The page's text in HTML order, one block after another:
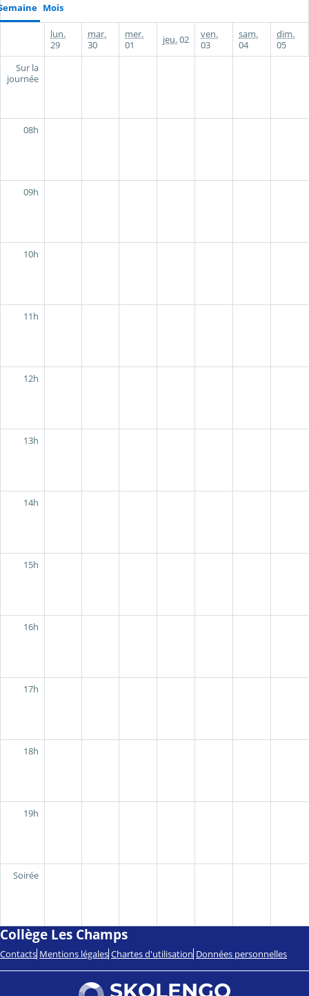
Mois
lun.
29
mar.
30
mer.
01
jeu.02
ven.
03
sam.
04
dim.
05
Sur la
journée
08h
09h
10h
11h
12h
13h
14h
15h
16h
17h
18h
19h
Soirée
Collège Les Champs
Contacts Mentions légales Chartes d'utilisation Données personnelles